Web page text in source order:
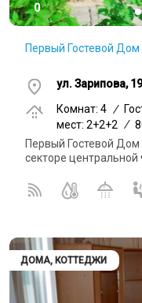
0
Первый Гостевой Дом
ул. Зарипова, 19
Комнат: 4 /
мест: 2+2+2 /
Первый Гостевой Дом
секторе центральной
ДОМА, КОТТЕДЖИ